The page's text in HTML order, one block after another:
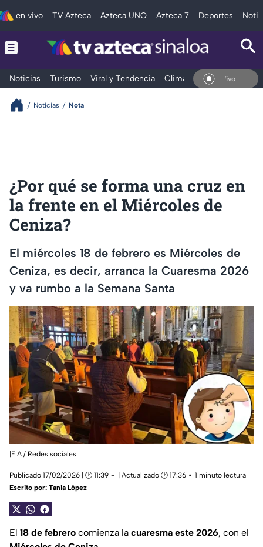
en vivo TV Azteca Azteca UNO Azteca 7 Deportes
Noticias Turismo Viral y Tendencia Clima Deportes
En Vivo
Noticias Nota
¿Por qué se forma una cruz en
la frente en el Miércoles de
Ceniza?
El miércoles 18 de febrero es Miércoles de
Ceniza, es decir, arranca la Cuaresma 2026
y va rumbo a la Semana Santa
|FIA / Redes sociales
Publicado 17/02/2026 | 🕑 11:39 | Actualizado 🕑 17:36
1 minuto lectura
Escrito por: Tania López
El 18 de febrero comienza la cuaresma este 2026, con el